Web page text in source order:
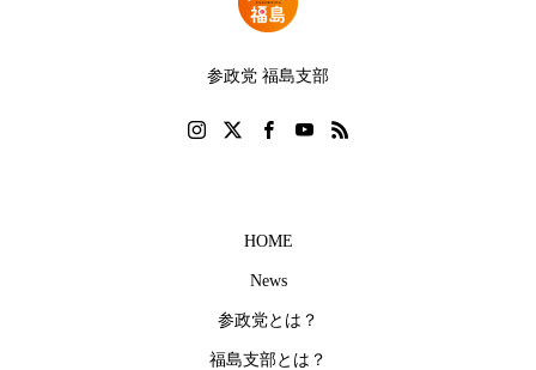
参政党 福島支部
HOME
News
参政党とは？
福島支部とは？